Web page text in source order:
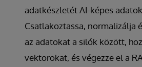
adatkészletét AI-képes
Csatlakoztassa, normalizálja
az adatokat a silók között,
vektorokat, és végezze el a